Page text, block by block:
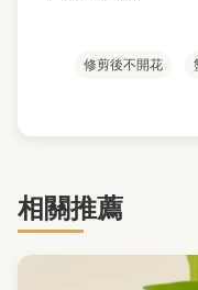
修剪後不開花
相關推薦